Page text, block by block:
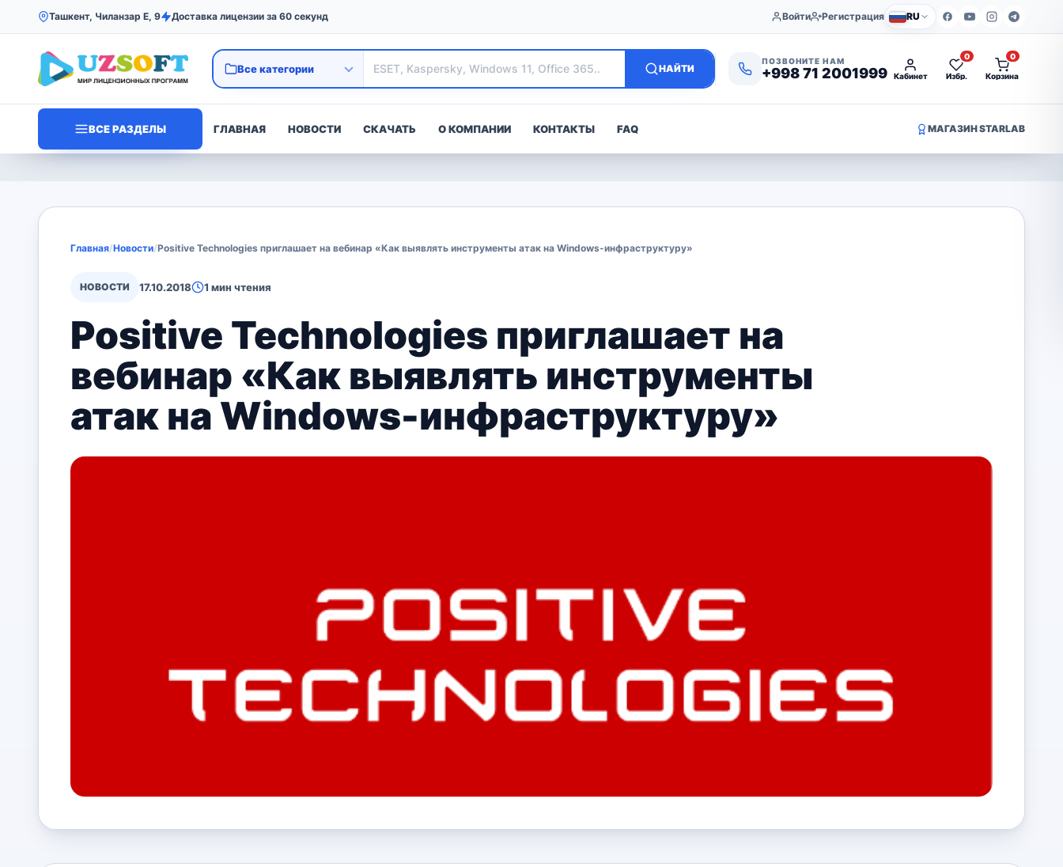
Ташкент, Чиланзар Е, 9 Доставка лицензии за 60 секунд Войти Регистрация RU
НАЙТИ
ПОЗВОНИТЕ НАМ
+998 71 2001999 Кабинет Избр.
0
Корзина
0
ВСЕ РАЗДЕЛЫ ГЛАВНАЯ НОВОСТИ СКАЧАТЬ О КОМПАНИИ КОНТАКТЫ FAQ МАГАЗИН STARLAB
Главная/Новости/Positive Technologies приглашает на вебинар «Как выявлять инструменты атак на Windows-инфраструктуру»
НОВОСТИ 17.10.2018 1 мин чтения
Positive Technologies приглашает на
вебинар «Как выявлять инструменты
атак на Windows-инфраструктуру»